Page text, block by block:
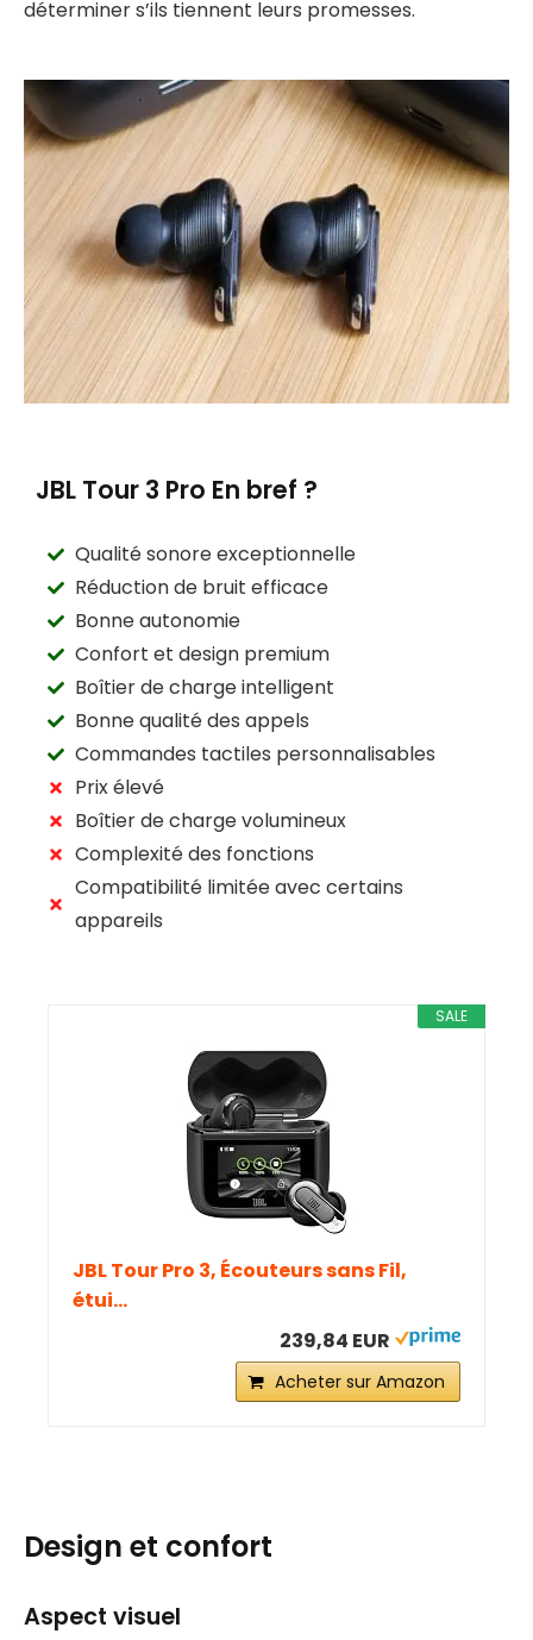
déterminer s’ils tiennent leurs promesses.
JBL Tour 3 Pro En bref ?
Qualité sonore exceptionnelle
Réduction de bruit efficace
Bonne autonomie
Confort et design premium
Boîtier de charge intelligent
Bonne qualité des appels
Commandes tactiles personnalisables
Prix élevé
Boîtier de charge volumineux
Complexité des fonctions
Compatibilité limitée avec certains
appareils
SALE
JBL Tour Pro 3, Écouteurs sans Fil,
étui...
239,84 EUR
Acheter sur Amazon
Design et confort
Aspect visuel